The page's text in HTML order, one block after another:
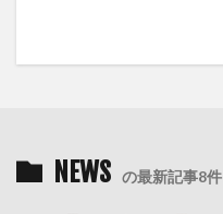
NEWS の最新記事8件